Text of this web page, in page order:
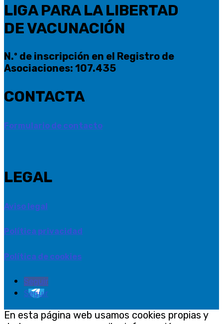
LIGA PARA LA LIBERTAD
DE VACUNACIÓN
N.º de inscripción en el Registro de
Asociaciones: 107.435
CONTACTA
Formulario de contacto
LEGAL
Aviso legal
Política privacidad
Política de cookies
Seguir
Seguir
En esta página web usamos cookies propias y